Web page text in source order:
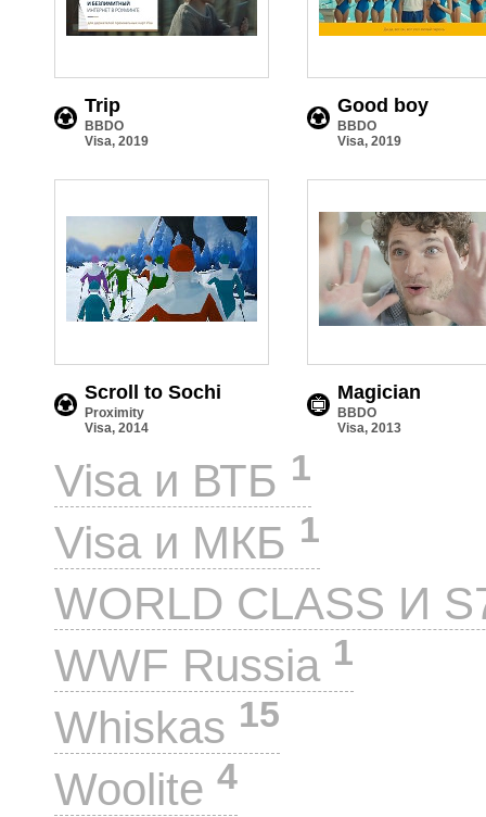
Trip
BBDO
Visa, 2019
Good boy
BBDO
Visa, 2019
Scroll to Sochi
Proximity
Visa, 2014
Magician
BBDO
Visa, 2013
Visa и ВТБ 1
Visa и МКБ 1
WORLD CLASS И
WWF Russia 1
Whiskas 15
Woolite 4